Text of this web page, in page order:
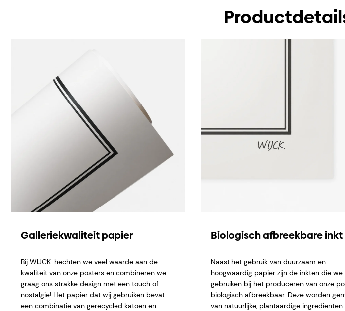
Galleriekwaliteit papier
Bij WIJCK. hechten we veel waarde aan de
kwaliteit van onze posters en combineren we
graag ons strakke design met een touch of
nostalgie! Het papier dat wij gebruiken bevat
een combinatie van gerecycled katoen en
Biologisch afbreekbare inkt
Naast het gebruik van duurzaam en
hoogwaardig papier zijn de inkten die we
gebruiken bij het produceren van onze
biologisch afbreekbaar. Deze worden
van natuurlijke, plantaardige ingrediënten